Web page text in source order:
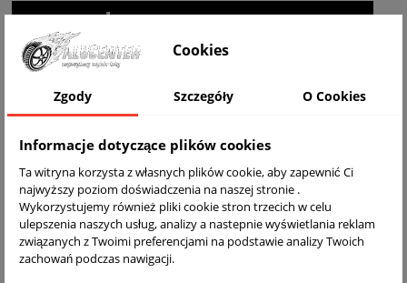
DARMOWA
WYSYŁKA
BEZPŁATNY
REALNE
Cookies
Zgody Szczegóły O Cookies
Informacje dotyczące plików cookies
Ta witryna korzysta z własnych plików cookie, aby zapewnić Ci
najwyższy poziom doświadczenia na naszej stronie .
Wykorzystujemy również pliki cookie stron trzecich w celu
ulepszenia naszych usług, analizy a nastepnie wyświetlania reklam
związanych z Twoimi preferencjami na podstawie analizy Twoich
zachowań podczas nawigacji.